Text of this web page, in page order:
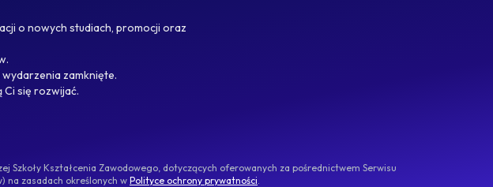
o nowych studiach, promocji oraz
zamknięte.
się rozwijać.
Kształcenia Zawodowego, dotyczących oferowanych za pośrednictwem Serwisu
na zasadach określonych w Polityce ochrony prywatności.